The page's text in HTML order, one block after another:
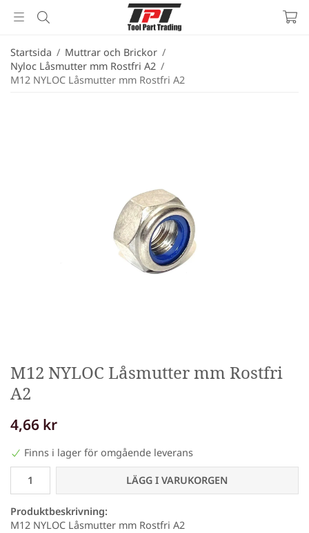
Startsida / Muttrar och Brickor /
Nyloc Låsmutter mm Rostfri A2 /
M12 NYLOC Låsmutter mm Rostfri A2
M12 NYLOC Låsmutter mm Rostfri
A2
4,66 kr
Finns i lager för omgående leverans
LÄGG I VARUKORGEN
Produktbeskrivning:
M12 NYLOC Låsmutter mm Rostfri A2